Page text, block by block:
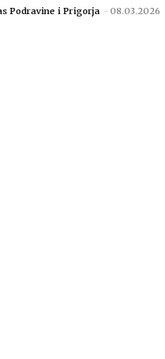
Podravine i Prigorja - 08.03.2026